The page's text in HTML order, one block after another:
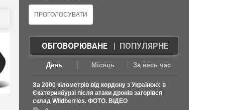
ОБГОВОРЮВАНЕ| ПОПУЛЯРНЕ
День Місяць За весь час
За 2000 кілометрів від кордону з Україною: в
Єкатеринбурзі після атаки дронів загорівся
склад Wildberries. ФОТО. ВІДЕО